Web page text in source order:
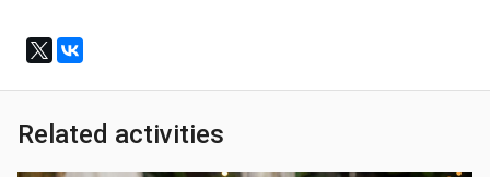
Related activities